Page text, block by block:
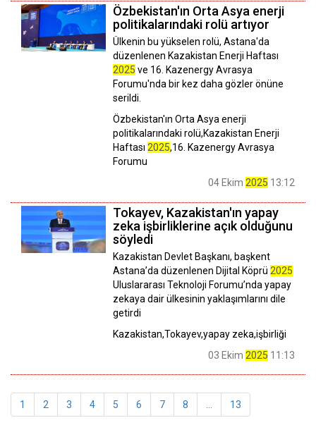
Özbekistan'ın Orta Asya enerji
politikalarındaki rolü artıyor
Ülkenin bu yükselen rolü, Astana'da
düzenlenen Kazakistan Enerji Haftası
2025 ve 16. Kazenergy Avrasya
Forumu'nda bir kez daha gözler önüne
serildi.
Özbekistan'ın Orta Asya enerji
politikalarındaki rolü,Kazakistan Enerji
Haftası 2025,16. Kazenergy Avrasya
Forumu
04 Ekim 2025 13:12
Tokayev, Kazakistan'ın yapay
zeka işbirliklerine açık olduğunu
söyledi
Kazakistan Devlet Başkanı, başkent
Astana’da düzenlenen Dijital Köprü 2025
Uluslararası Teknoloji Forumu’nda yapay
zekaya dair ülkesinin yaklaşımlarını dile
getirdi
Kazakistan,Tokayev,yapay zeka,işbirliği
03 Ekim 2025 11:13
1 2 3 4 5 6 7 8 13